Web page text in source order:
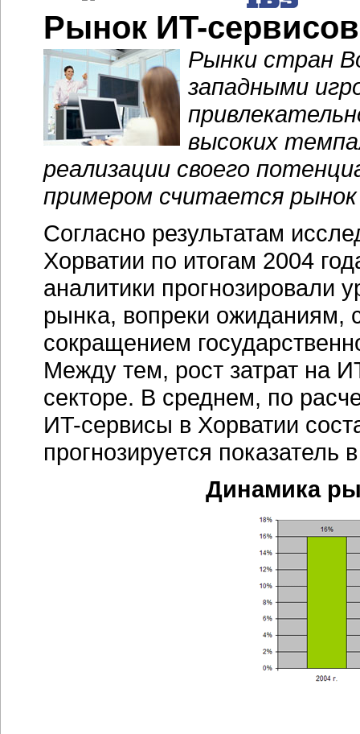
Рынок ИT-сервисов
Рынки стран
западными
высоких
реализации своего
примером считается
Согласно результатам
Хорватии по итогам 2004
аналитики прогнозировали
рынка, вопреки ожиданиям,
сокращением
Между тем, рост затрат на
секторе. В среднем, по
ИT-сервисы в Хорватии
прогнозируется показатель
Динамика